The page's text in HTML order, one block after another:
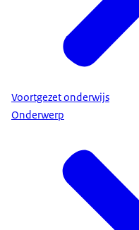
Voortgezet onderwijs
Onderwerp